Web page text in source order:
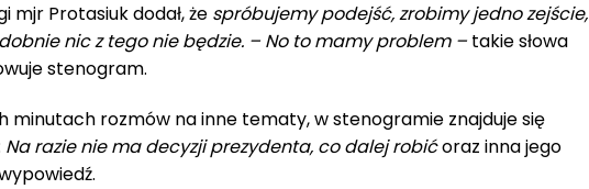
mjr Protasiuk dodał, że spróbujemy podejść, zrobimy jedno zejście,
nic z tego nie będzie. – No to mamy problem – takie słowa
stenogram.
minutach rozmów na inne tematy, w stenogramie znajduje się
Na razie nie ma decyzji prezydenta, co dalej robićoraz inna jego